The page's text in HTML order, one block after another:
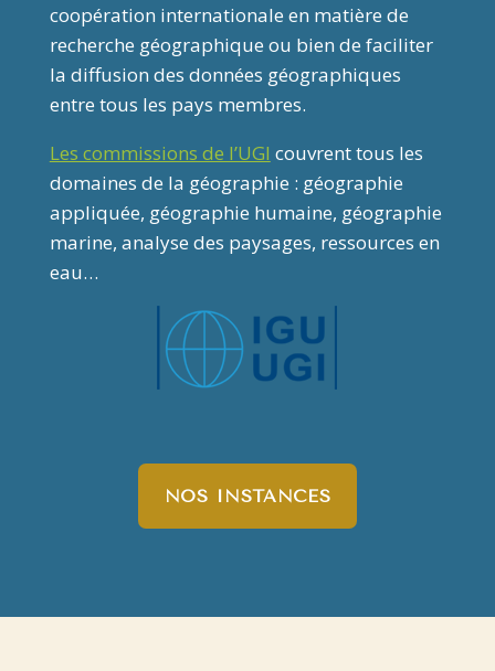
coopération internationale en matière de
recherche géographique ou bien de faciliter
la diffusion des données géographiques
entre tous les pays membres.
Les commissions de l’UGI couvrent tous les
domaines de la géographie : géographie
appliquée, géographie humaine, géographie
marine, analyse des paysages, ressources en
eau…
NOS INSTANCES